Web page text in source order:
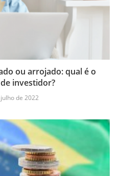
ou arrojado: qual é o
investidor?
de 2022